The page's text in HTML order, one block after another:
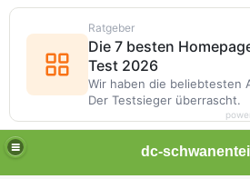
dc-
Ratgeber
Die 7 besten
Test 2026
Wir haben die beliebtesten
Der Testsieger überrascht.